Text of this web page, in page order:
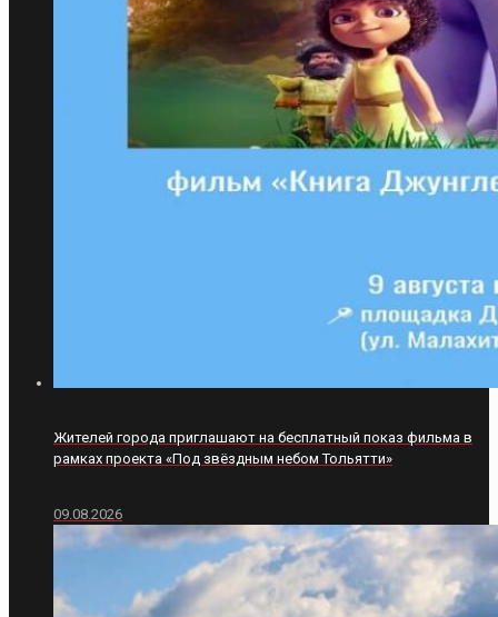
Жителей города приглашают на бесплатный показ фильма в
рамках проекта «Под звёздным небом Тольятти»
09.08.2026